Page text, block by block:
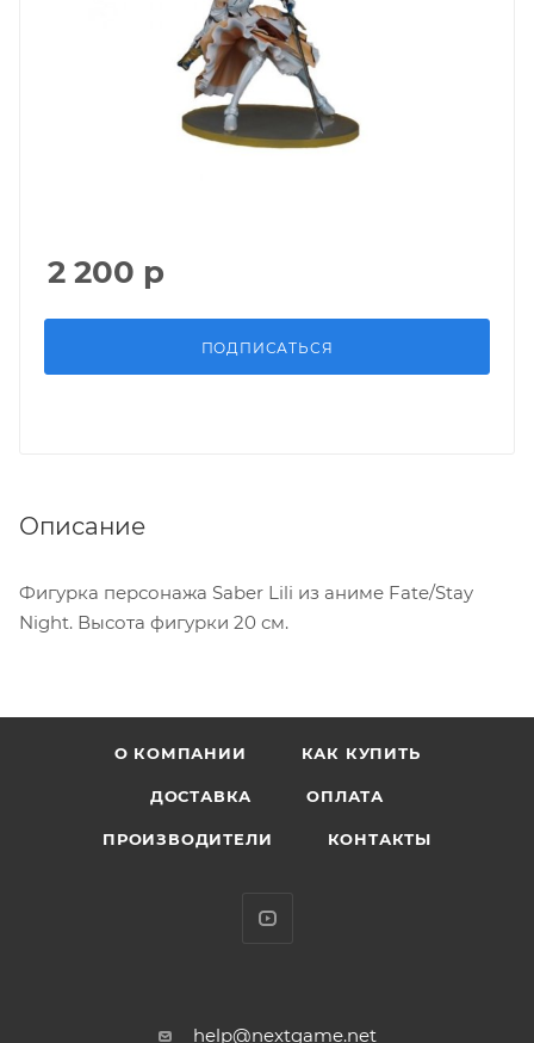
2 200 р
ПОДПИСАТЬСЯ
Описание
Фигурка персонажа Saber Lili из аниме Fate/Stay
Night. Высота фигурки 20 см.
О КОМПАНИИ КАК КУПИТЬ
ДОСТАВКА ОПЛАТА
ПРОИЗВОДИТЕЛИ КОНТАКТЫ
help@nextgame.net